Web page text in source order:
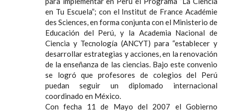
en Tu Escuela”; con el Institut de France Académie
des Sciences, en forma conjunta con el Ministerio de
Educación del Perú, y la Academia Nacional de
Ciencia y Tecnología (ANCYT) para “establecer y
desarrollar estrategias y acciones, en la renovación
de la enseñanza de las ciencias. Bajo este convenio
se logró que profesores de colegios del Perú
puedan seguir un diplomado internacional
coordinado en México.
Con fecha 11 de Mayo del 2007 el Gobierno